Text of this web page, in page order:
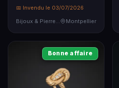
📅 Invendu le 03/07/2026
Bijoux & Pierres Précieuses
Montpellier
Bonne affaire